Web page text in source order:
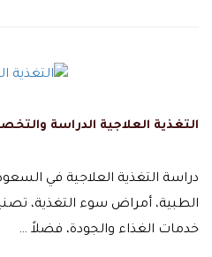
التغذية العلاجية الدراسة
دراسة التغذية العلاجية في
الطبية، أمراض سوء التغذية،
خدمات الغذاء والجودة، فضلاً …